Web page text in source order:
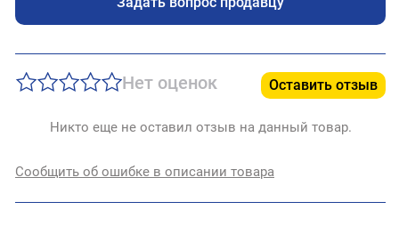
Нет оценок Оставить отзыв
Никто еще не оставил отзыв на данный товар.
Сообщить об ошибке в описании товара